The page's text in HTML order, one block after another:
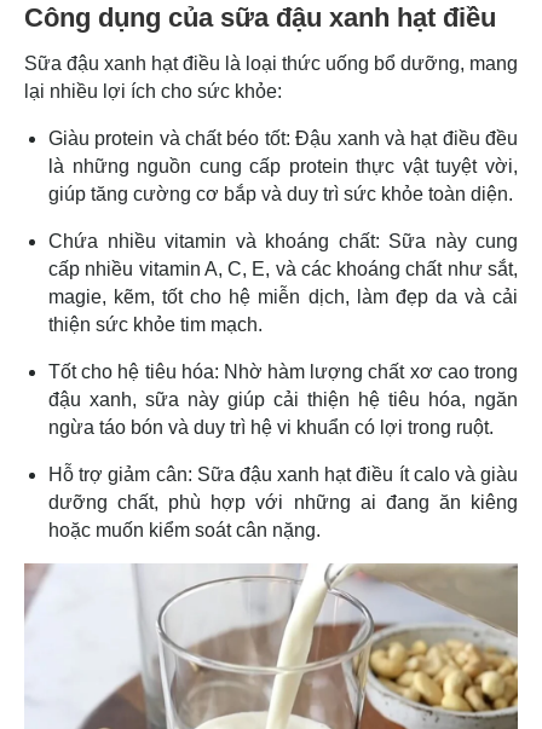
Công dụng của sữa đậu xanh hạt điều
Sữa đậu xanh hạt điều là loại thức uống bổ dưỡng, mang
lại nhiều lợi ích cho sức khỏe:
Giàu protein và chất béo tốt: Đậu xanh và hạt điều đều
là những nguồn cung cấp protein thực vật tuyệt vời,
giúp tăng cường cơ bắp và duy trì sức khỏe toàn diện.
Chứa nhiều vitamin và khoáng chất: Sữa này cung
cấp nhiều vitamin A, C, E, và các khoáng chất như sắt,
magie, kẽm, tốt cho hệ miễn dịch, làm đẹp da và cải
thiện sức khỏe tim mạch.
Tốt cho hệ tiêu hóa: Nhờ hàm lượng chất xơ cao trong
đậu xanh, sữa này giúp cải thiện hệ tiêu hóa, ngăn
ngừa táo bón và duy trì hệ vi khuẩn có lợi trong ruột.
Hỗ trợ giảm cân: Sữa đậu xanh hạt điều ít calo và giàu
dưỡng chất, phù hợp với những ai đang ăn kiêng
hoặc muốn kiểm soát cân nặng.